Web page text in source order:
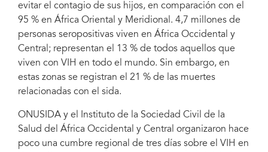
evitar el contagio de sus hijos, en comparación con el
95 % en África Oriental y Meridional. 4,7 millones de
personas seropositivas viven en África Occidental y
Central; representan el 13 % de todos aquellos que
viven con VIH en todo el mundo. Sin embargo, en
estas zonas se registran el 21 % de las muertes
relacionadas con el sida.
ONUSIDA y el Instituto de la Sociedad Civil de la
Salud del África Occidental y Central organizaron hace
poco una cumbre regional de tres días sobre el VIH en